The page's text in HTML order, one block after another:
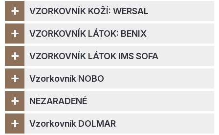
VZORKOVNÍK KOŽÍ: WERSAL
+
VZORKOVNÍK LÁTOK: BENIX
+
VZORKOVNÍK LÁTOK IMS SOFA
+
Vzorkovník NOBO
+
NEZARADENÉ
+
Vzorkovník DOLMAR
+